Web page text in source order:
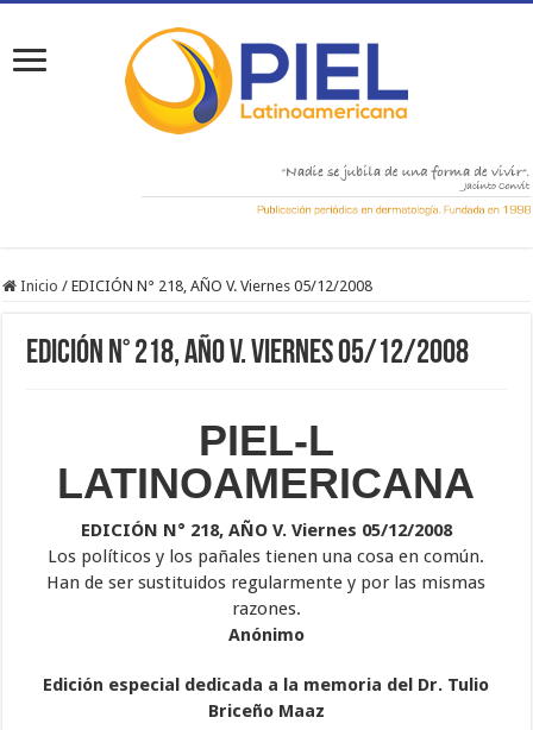
Inicio / EDICIÓN N° 218, AÑO V. Viernes 05/12/2008
EDICIÓN N° 218, AÑO V. Viernes 05/12/2008
PIEL-L
LATINOAMERICANA
EDICIÓN N° 218, AÑO V. Viernes 05/12/2008
Los políticos y los pañales tienen una cosa en común.
Han de ser sustituidos regularmente y por las mismas
razones.
Anónimo
Edición especial dedicada a la memoria del Dr. Tulio
Briceño Maaz